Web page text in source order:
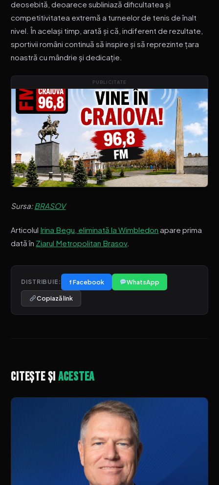
deosebită, deoarece subliniază dificultatea și
competitivitatea extremă a turneelor de tenis de înalt
nivel. În același timp, arată și că, indiferent de rezultate,
sportivii români continuă să inspire și să reprezinte țara
noastră cu mândrie și dedicație.
PUBLICITATE
Sursa:BRASOV
Articolul Irina Begu, eliminată la Wimbledon apare prima
dată în Ziarul Metropolitan Brasov.
DISTRIBUIE: f Facebook WhatsApp
Copiază link
Citește șiacestea